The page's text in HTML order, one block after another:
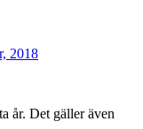
2018
år. Det gäller även